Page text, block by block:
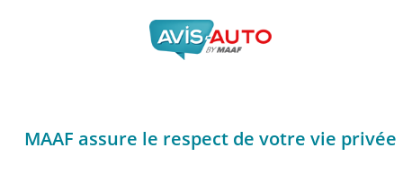
par Michel, en septembre 2025
MAAF assure le respect de votre vie privée